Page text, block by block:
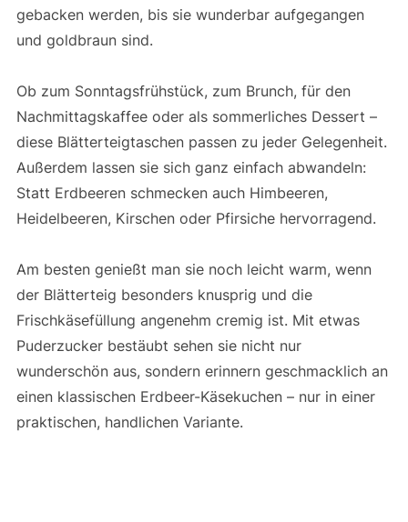
gebacken werden, bis sie wunderbar aufgegangen
und goldbraun sind.
Ob zum Sonntagsfrühstück, zum Brunch, für den
Nachmittagskaffee oder als sommerliches Dessert –
diese Blätterteigtaschen passen zu jeder Gelegenheit.
Außerdem lassen sie sich ganz einfach abwandeln:
Statt Erdbeeren schmecken auch Himbeeren,
Heidelbeeren, Kirschen oder Pfirsiche hervorragend.
Am besten genießt man sie noch leicht warm, wenn
der Blätterteig besonders knusprig und die
Frischkäsefüllung angenehm cremig ist. Mit etwas
Puderzucker bestäubt sehen sie nicht nur
wunderschön aus, sondern erinnern geschmacklich an
einen klassischen Erdbeer-Käsekuchen – nur in einer
praktischen, handlichen Variante.